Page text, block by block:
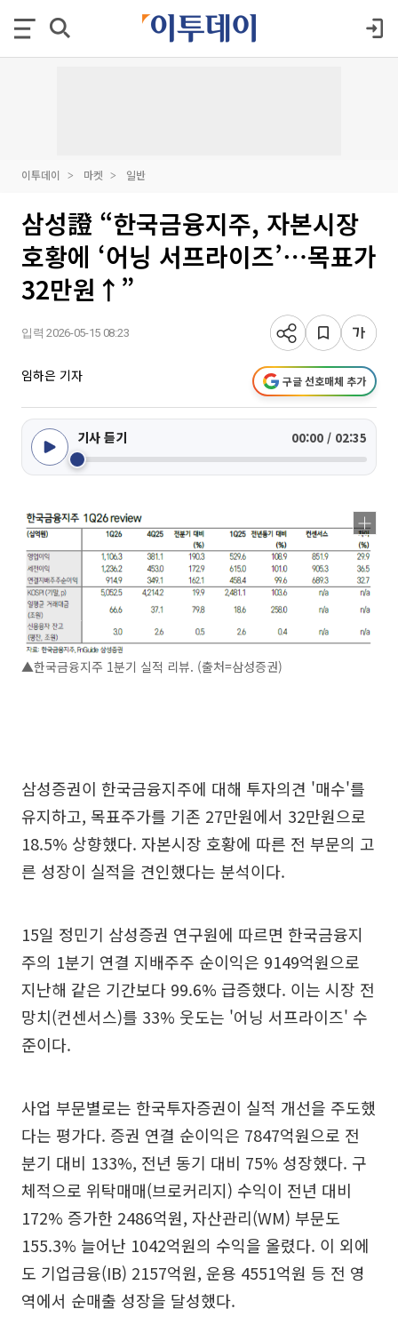
이투데이 마켓 일반
삼성證 “한국금융지주, 자본시장
호황에 ‘어닝 서프라이즈’⋯목표가
32만원↑”
입력 2026-05-15 08:23
임하은 기자 구글 선호매체 추가
기사 듣기 00:00 / 02:35
▲한국금융지주 1분기 실적 리뷰. (출처=삼성증권)
삼성증권이 한국금융지주에 대해 투자의견 '매수'를
유지하고, 목표주가를 기존 27만원에서 32만원으로
18.5% 상향했다. 자본시장 호황에 따른 전 부문의 고
른 성장이 실적을 견인했다는 분석이다.
15일 정민기 삼성증권 연구원에 따르면 한국금융지
주의 1분기 연결 지배주주 순이익은 9149억원으로
지난해 같은 기간보다 99.6% 급증했다. 이는 시장 전
망치(컨센서스)를 33% 웃도는 '어닝 서프라이즈' 수
준이다.
사업 부문별로는 한국투자증권이 실적 개선을 주도했
다는 평가다. 증권 연결 순이익은 7847억원으로 전
분기 대비 133%, 전년 동기 대비 75% 성장했다. 구
체적으로 위탁매매(브로커리지) 수익이 전년 대비
172% 증가한 2486억원, 자산관리(WM) 부문도
155.3% 늘어난 1042억원의 수익을 올렸다. 이 외에
도 기업금융(IB) 2157억원, 운용 4551억원 등 전 영
역에서 순매출 성장을 달성했다.